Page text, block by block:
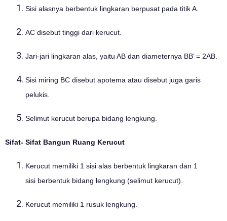
Sisi alasnya berbentuk lingkaran berpusat pada titik A.
AC disebut tinggi dari kerucut.
Jari-jari lingkaran alas, yaitu AB dan diameternya BB’ = 2AB.
Sisi miring BC disebut apotema atau disebut juga garis
pelukis.
Selimut kerucut berupa bidang lengkung.
Sifat- Sifat Bangun Ruang Kerucut
Kerucut memiliki 1 sisi alas berbentuk lingkaran dan 1
sisi berbentuk bidang lengkung (selimut kerucut).
Kerucut memiliki 1 rusuk lengkung.